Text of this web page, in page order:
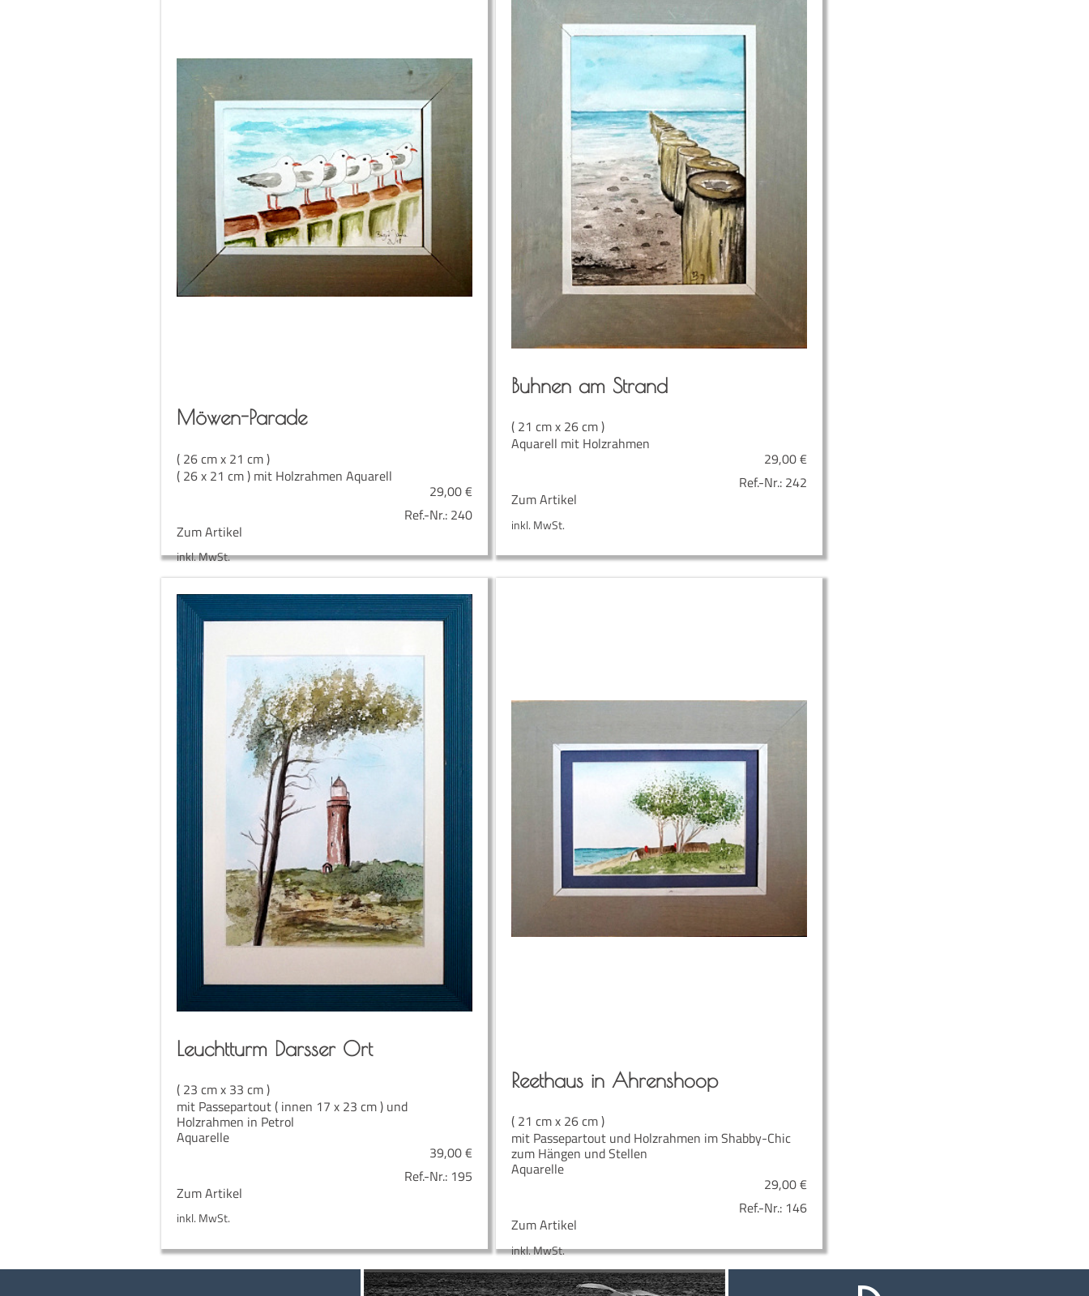
Möwen-Para­de
( 26 cm x 21 cm )
( 26 x 21 cm ) mit Holzrahmen Aquarell
29,00€
Ref.-Nr.: 240
Zum Artikel
inkl. MwSt.
Buh­nen am Strand
( 21 cm x 26 cm )
Aquarell mit Holzrahmen
29,00€
Ref.-Nr.: 242
Zum Artikel
inkl. MwSt.
Leucht­turm Dars­ser Ort
( 23 cm x 33 cm )
mit Passepartout ( innen 17 x 23 cm ) und
Holzrahmen in Petrol
Aquarelle
39,00€
Ref.-Nr.: 195
Zum Artikel
inkl. MwSt.
Reet­haus in Ahrenshoop
( 21 cm x 26 cm )
mit Passepartout und Holzrahmen im Shabby-Chic
zum Hängen und Stellen
Aquarelle
29,00€
Ref.-Nr.: 146
Zum Artikel
inkl. MwSt.